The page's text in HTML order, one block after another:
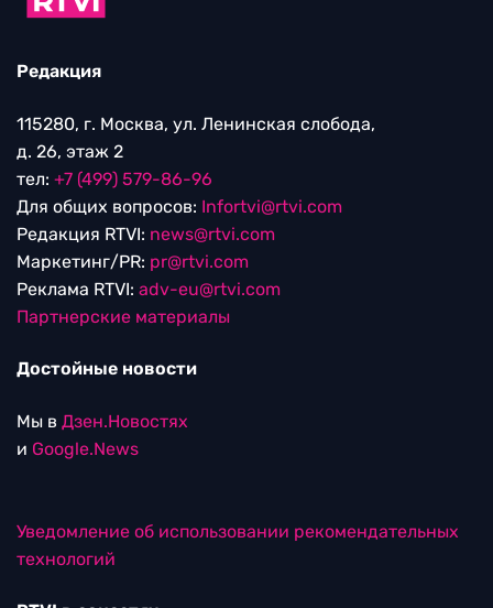
Редакция
115280, г. Москва, ул. Ленинская слобода,
д. 26, этаж 2
тел: +7 (499) 579-86-96
Для общих вопросов: Infortvi@rtvi.com
Редакция RTVI: news@rtvi.com
Маркетинг/PR: pr@rtvi.com
Реклама RTVI: adv-eu@rtvi.com
Партнерские материалы
Достойные новости
Мы в Дзен.Новостях
и Google.News
Уведомление об использовании рекомендательных
технологий